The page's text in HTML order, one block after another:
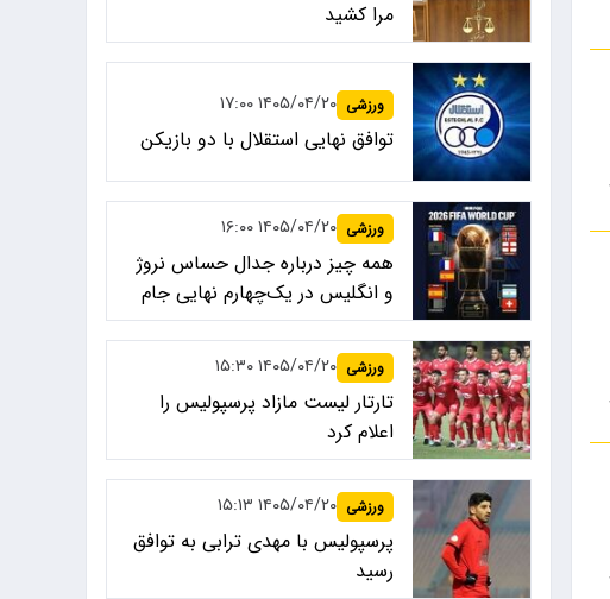
مرا کشید
ورزشی ۱۴۰۵/۰۴/۲۰ ۱۷:۰۰
توافق نهایی استقلال با دو بازیکن
ورزشی ۱۴۰۵/۰۴/۲۰ ۱۶:۰۰
همه چیز درباره جدال حساس نروژ
و انگلیس در یک‌چهارم نهایی جام
جهانی ۲۰۲۶
ورزشی ۱۴۰۵/۰۴/۲۰ ۱۵:۳۰
تارتار لیست مازاد پرسپولیس را
اعلام کرد
ورزشی ۱۴۰۵/۰۴/۲۰ ۱۵:۱۳
پرسپولیس با مهدی ترابی به توافق
رسید